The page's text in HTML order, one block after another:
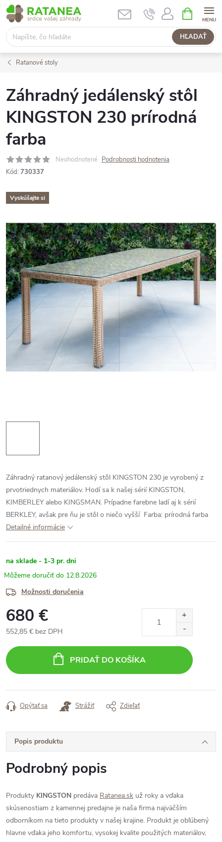
Prejsť
na
obsah
HĽADAŤ
KOŠÍK
Ratanové stoly
Záhradný jedálenský stôl
KINGSTON 230 prírodná
farba
Neohodnotené Podrobnosti hodnotenia
Kód: 730337
Vyskúšajte si
Záhradný ratanový jedálenský stôl KINGSTON 230 je vyrobený z
prvotriednych materiálov. Hodí sa k našej sérií KINGSTON,
KIMBERLEY alebo KINGSMAN. Prípadne farebne ladí aj k sérií
BERKLEY, avšak pre ňu je stôl o niečo vyšší Farba: prírodná farba
Detailné informácie
na sklade - 1-3 pr. dni
12.8.2026
Možnosti doručenia
680 €
552,85 € bez DPH
cena:
PRIDAŤ DO KOŠÍKA
Opýtať sa Strážiť Zdieľať
Popis produktu
Podrobný popis
Produkty KINGSTON predáva Ratanea.sk už roky a vďaka
skúsenostiam z kamennej predajne je naša firma najväčším
odborníkom na tieto produkty v našej krajine. Produkt je obľúbený
hlavne vďaka jeho komfortu, vysokej kvalite použitých materiálov,